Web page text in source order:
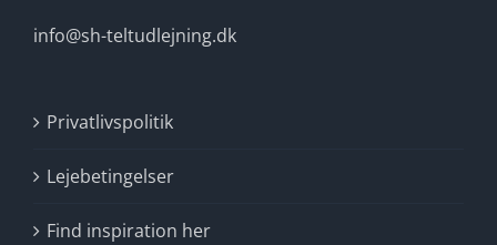
info@sh-teltudlejning.dk
Privatlivspolitik
Lejebetingelser
Find inspiration her